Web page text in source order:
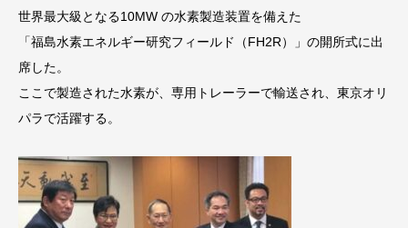
世界最大級となる10MW の水素製造装置を備えた
「福島水素エネルギー研究フィールド（FH2R）」の開所式に出
席した。
ここで製造された水素が、専用トレーラーで輸送され、東京オリ
パラで活躍する。